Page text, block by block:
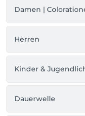
Damen |
Herren
Kinder &
Dauerwelle